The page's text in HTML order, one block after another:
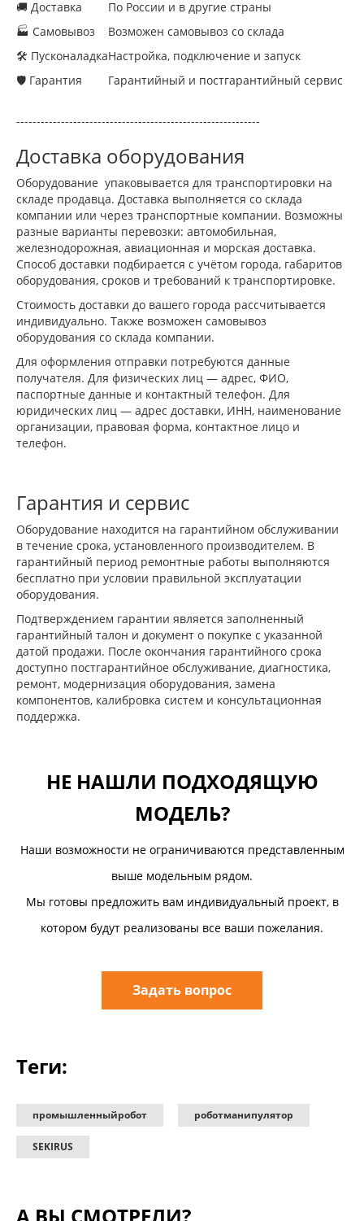
🚚 Доставка
🏭 Самовывоз
🛠 Пусконаладка
🛡 Гарантия
По России и в другие страны
Возможен самовывоз со склада
Настройка, подключение и запуск
Гарантийный и постгарантийный сервис
------------------------------------------------------------
Доставка оборудования
Оборудование упаковывается для транспортировки на
складе продавца. Доставка выполняется со склада
компании или через транспортные компании. Возможны
разные варианты перевозки: автомобильная,
железнодорожная, авиационная и морская доставка.
Способ доставки подбирается с учётом города, габаритов
оборудования, сроков и требований к транспортировке.
Стоимость доставки до вашего города рассчитывается
индивидуально. Также возможен самовывоз
оборудования со склада компании.
Для оформления отправки потребуются данные
получателя. Для физических лиц — адрес, ФИО,
паспортные данные и контактный телефон. Для
юридических лиц — адрес доставки, ИНН, наименование
организации, правовая форма, контактное лицо и
телефон.
Гарантия и сервис
Оборудование находится на гарантийном обслуживании
в течение срока, установленного производителем. В
гарантийный период ремонтные работы выполняются
бесплатно при условии правильной эксплуатации
оборудования.
Подтверждением гарантии является заполненный
гарантийный талон и документ о покупке с указанной
датой продажи. После окончания гарантийного срока
доступно постгарантийное обслуживание, диагностика,
ремонт, модернизация оборудования, замена
компонентов, калибровка систем и консультационная
поддержка.
НЕ НАШЛИ ПОДХОДЯЩУЮ
МОДЕЛЬ?
Наши возможности не ограничиваются представленным
выше модельным рядом.
Мы готовы предложить вам индивидуальный проект, в
котором будут реализованы все ваши пожелания.
Задать вопрос
Теги:
промышленныйробот роботманипулятор
SEKIRUS
А ВЫ СМОТРЕЛИ?